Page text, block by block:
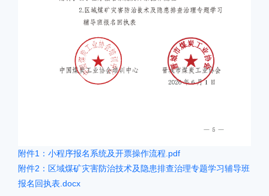
附件1：小程序报名系统及开票操作流程.pdf
附件2：区域煤矿灾害防治技术及隐患排查治理专题学习辅导班
报名回执表.docx